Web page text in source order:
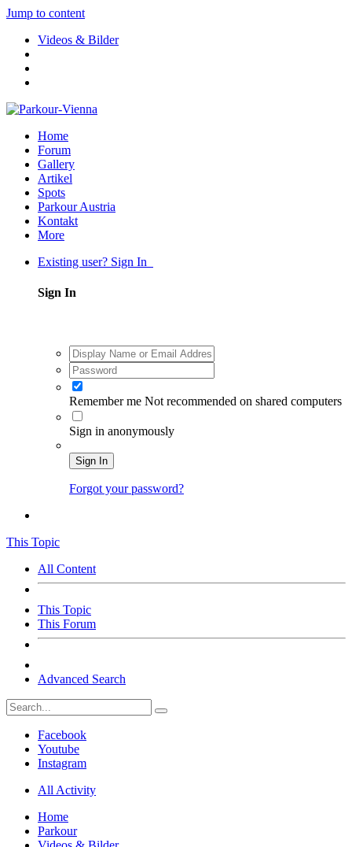
Jump to content
Videos & Bilder
Home
Forum
Gallery
Artikel
Spots
Parkour Austria
Kontakt
More
Existing user? Sign In
Sign In
Remember me Not recommended on shared computers
Sign in anonymously
Sign In
Forgot your password?
This Topic
All Content
This Topic
This Forum
Advanced Search
Facebook
Youtube
Instagram
All Activity
Home
Parkour